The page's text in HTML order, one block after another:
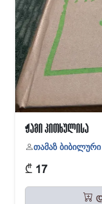
ჟამი კითხულისა
თამაზ ბიბილური
₾ 17